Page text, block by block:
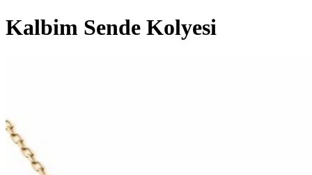
Kalbim Sende Kolyesi